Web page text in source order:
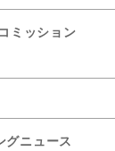
ミッション
ニュース